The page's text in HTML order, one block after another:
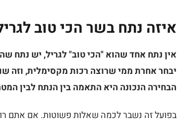
איזה נתח בשר הכי טוב
אין נתח אחד שהוא "הכי טוב" לגריל, יש נתח
יבחר אחרת ממי שרוצה רכות מקסימלית, וזה
הבחירה הנכונה היא התאמה בין הנתח לבין
בפועל זה נשבר לכמה שאלות פשוטות. אם אתם